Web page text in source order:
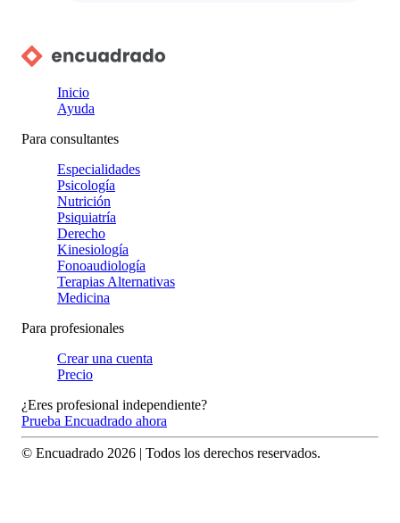
Inicio
Ayuda
Para consultantes
Especialidades
Psicología
Nutrición
Psiquiatría
Derecho
Kinesiología
Fonoaudiología
Terapias Alternativas
Medicina
Para profesionales
Crear una cuenta
Precio
¿Eres profesional independiente?
Prueba Encuadrado ahora
© Encuadrado 2026 | Todos los derechos reservados.